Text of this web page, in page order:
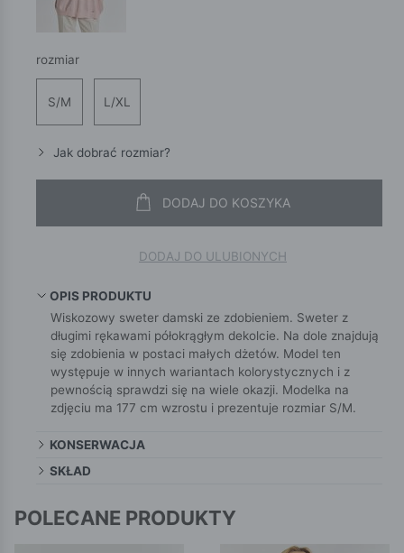
rozmiar
S/M L/XL
Jak dobrać rozmiar?
DODAJ DO KOSZYKA
DODAJ DO ULUBIONYCH
OPIS PRODUKTU
Wiskozowy sweter damski ze zdobieniem. Sweter z
długimi rękawami półokrągłym dekolcie. Na dole znajdują
się zdobienia w postaci małych dżetów. Model ten
występuje w innych wariantach kolorystycznych i z
pewnością sprawdzi się na wiele okazji. Modelka na
zdjęciu ma 177 cm wzrostu i prezentuje rozmiar S/M.
KONSERWACJA
SKŁAD
POLECANE PRODUKTY